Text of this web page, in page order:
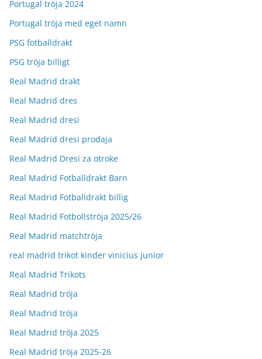
Portugal tröja 2024
Portugal tröja med eget namn
PSG fotballdrakt
PSG tröja billigt
Real Madrid drakt
Real Madrid dres
Real Madrid dresi
Real Madrid dresi prodaja
Real Madrid Dresi za otroke
Real Madrid Fotballdrakt Barn
Real Madrid Fotballdrakt billig
Real Madrid Fotbollströja 2025/26
Real Madrid matchtröja
real madrid trikot kinder vinicius junior
Real Madrid Trikots
Real Madrid tröja
Real Madrid tröja
Real Madrid tröja 2025
Real Madrid tröja 2025-26